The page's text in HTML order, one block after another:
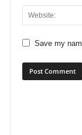
Save my